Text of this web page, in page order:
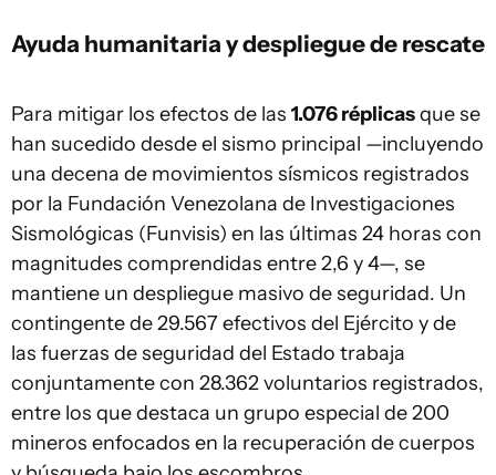
Ayuda humanitaria y despliegue de rescate
Para mitigar los efectos de las 1.076 réplicasque se
han sucedido desde el sismo principal —incluyendo
una decena de movimientos sísmicos registrados
por la Fundación Venezolana de Investigaciones
Sismológicas (Funvisis) en las últimas 24 horas con
magnitudes comprendidas entre 2,6 y 4—, se
mantiene un despliegue masivo de seguridad. Un
contingente de 29.567 efectivos del Ejército y de
las fuerzas de seguridad del Estado trabaja
conjuntamente con 28.362 voluntarios registrados,
entre los que destaca un grupo especial de 200
mineros enfocados en la recuperación de cuerpos